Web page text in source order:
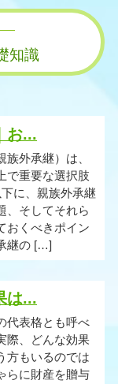
知識
お...
外承継）は、
で重要な選択肢
に、親族外承継
、そしてそれら
おくべきポイン
継の […]
は...
代表格とも呼べ
際、どんな効果
方もいるのでは
らに財産を贈与